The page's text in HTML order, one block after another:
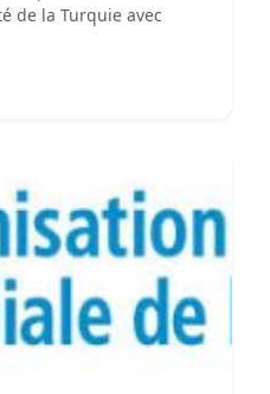
de la Turquie avec